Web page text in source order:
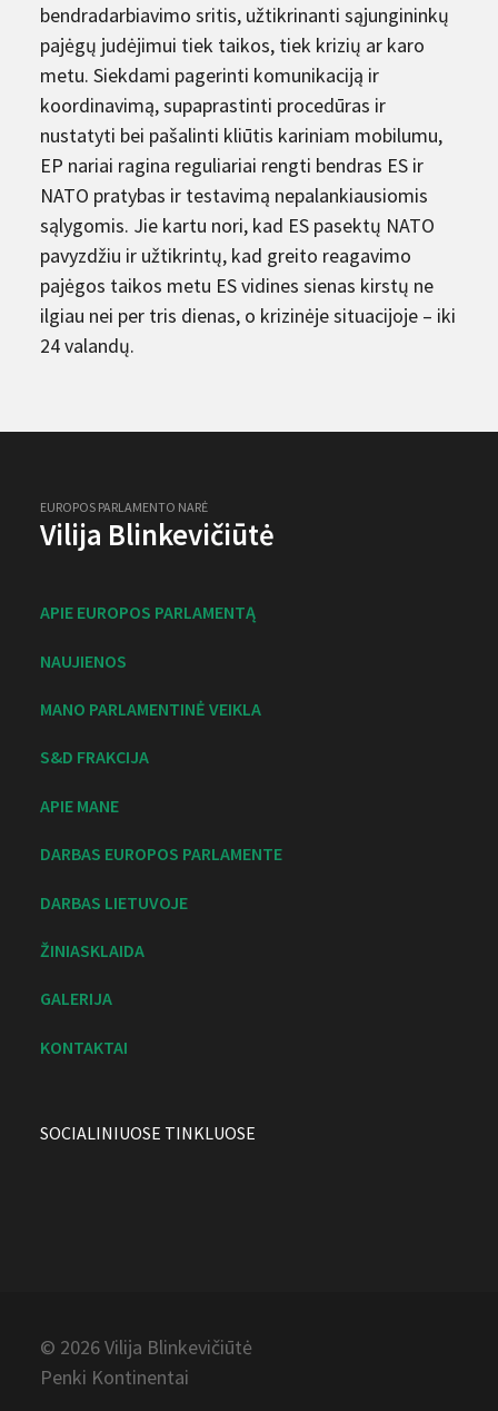
bendradarbiavimo sritis, užtikrinanti sąjungininkų
pajėgų judėjimui tiek taikos, tiek krizių ar karo
metu. Siekdami pagerinti komunikaciją ir
koordinavimą, supaprastinti procedūras ir
nustatyti bei pašalinti kliūtis kariniam mobilumu,
EP nariai ragina reguliariai rengti bendras ES ir
NATO pratybas ir testavimą nepalankiausiomis
sąlygomis. Jie kartu nori, kad ES pasektų NATO
pavyzdžiu ir užtikrintų, kad greito reagavimo
pajėgos taikos metu ES vidines sienas kirstų ne
ilgiau nei per tris dienas, o krizinėje situacijoje – iki
24 valandų.
EUROPOS PARLAMENTO NARĖ
Vilija Blinkevičiūtė
APIE EUROPOS PARLAMENTĄ
NAUJIENOS
MANO PARLAMENTINĖ VEIKLA
S&D FRAKCIJA
APIE MANE
DARBAS EUROPOS PARLAMENTE
DARBAS LIETUVOJE
ŽINIASKLAIDA
GALERIJA
KONTAKTAI
SOCIALINIUOSE TINKLUOSE
© 2026 Vilija Blinkevičiūtė
Penki Kontinentai